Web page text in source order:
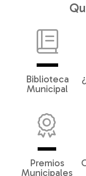
Biblioteca
Municipal
Premios
Municipales